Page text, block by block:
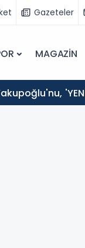
Gazeteler
MAGAZİN